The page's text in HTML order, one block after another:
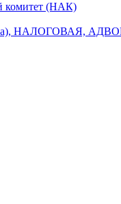
комитет (НАК)
НАЛОГОВАЯ,